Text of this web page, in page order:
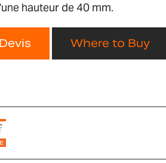
hauteur de 40 mm.
Where to Buy